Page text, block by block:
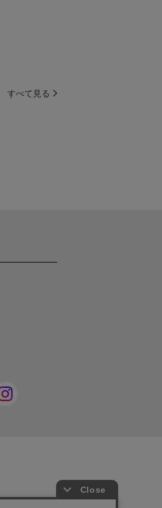
すべて見る